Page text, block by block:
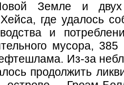
Земле и
где удалось
и
мусора, 385
Из-за
продолжить